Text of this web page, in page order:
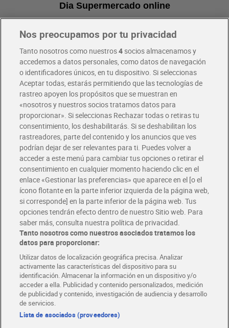
Dia Supermercado online
Pide hoy, recibe hoy
Envío gratis por compras superiores a 100€
Envío estandar por 4,99€
Glovo y Uber Eats
Solicita tu factura de Glovo o Uber Eats
Únete al CLUB Dia
Disfruta las ventajas y ofertas exclusivas.
Descárgate la APP Dia
Folletos y Tiendas
Descubre las mejores ofertas y busca tu tienda más cercana
Tarjeta MaX Dia
Te devuelve hasta 8€/mes de tus compras.
¡Solicita tu tarjeta de crédito aquí!
COMER MEJOR CADA DIA
COLABORA CON DIA ABRE TU TIENDA DIA CORPORATE
Nos preocupamos por tu privacidad
Tanto nosotros como nuestros4socios almacenamos y
accedemos a datos personales, como datos de navegación
o identificadores únicos, en tu dispositivo. Si seleccionas
Aceptar todas, estarás permitiendo que las tecnologías de
rastreo apoyen los propósitos que se muestran en
«nosotros y nuestros socios tratamos datos para
proporcionar». Si seleccionas Rechazar todas o retiras tu
consentimiento, los deshabilitarás. Si se deshabilitan los
rastreadores, parte del contenido y los anuncios que ves
podrían dejar de ser relevantes para ti. Puedes volver a
acceder a este menú para cambiar tus opciones o retirar el
consentimiento en cualquier momento haciendo clic en el
enlace «Gestionar las preferencias» que aparece en el [o el
ícono flotante en la parte inferior izquierda de la página web,
si corresponde] en la parte inferior de la página web. Tus
opciones tendrán efecto dentro de nuestro Sitio web. Para
saber más, consulta nuestra política de privacidad.
Tanto nosotros como nuestros asociados tratamos los
datos para proporcionar:
Utilizar datos de localización geográfica precisa. Analizar
activamente las características del dispositivo para su
identificación. Almacenar la información en un dispositivo y/o
acceder a ella. Publicidad y contenido personalizados, medición
de publicidad y contenido, investigación de audiencia y desarrollo
de servicios.
Lista de asociados (proveedores)